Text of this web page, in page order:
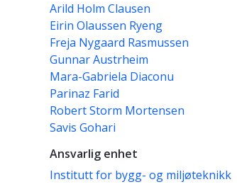
Arild Holm Clausen
Eirin Olaussen Ryeng
Freja Nygaard Rasmussen
Gunnar Austrheim
Mara-Gabriela Diaconu
Parinaz Farid
Robert Storm Mortensen
Savis Gohari
Ansvarlig enhet
Institutt for bygg- og miljøteknikk